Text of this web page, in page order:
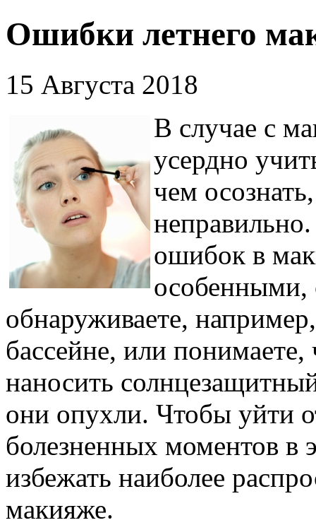
Ошибки летнего
15 Августа 2018
В случае с
усердно
чем
ошибок в
особенными,
обнаруживаете,
бассейне, или
наносить
они опухли. Чтобы уйти
болезненных моментов в
избежать наиболее
макияже.